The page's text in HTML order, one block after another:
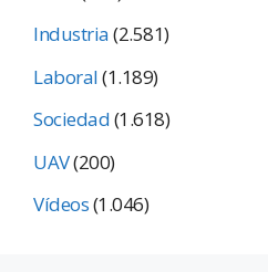
Industria(2.581)
Laboral(1.189)
Sociedad(1.618)
UAV(200)
Vídeos(1.046)